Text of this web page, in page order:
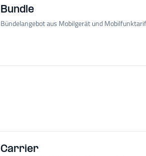
Bundle
Bündelangebot aus Mobilgerät und Mobilfunktarif
Carrier